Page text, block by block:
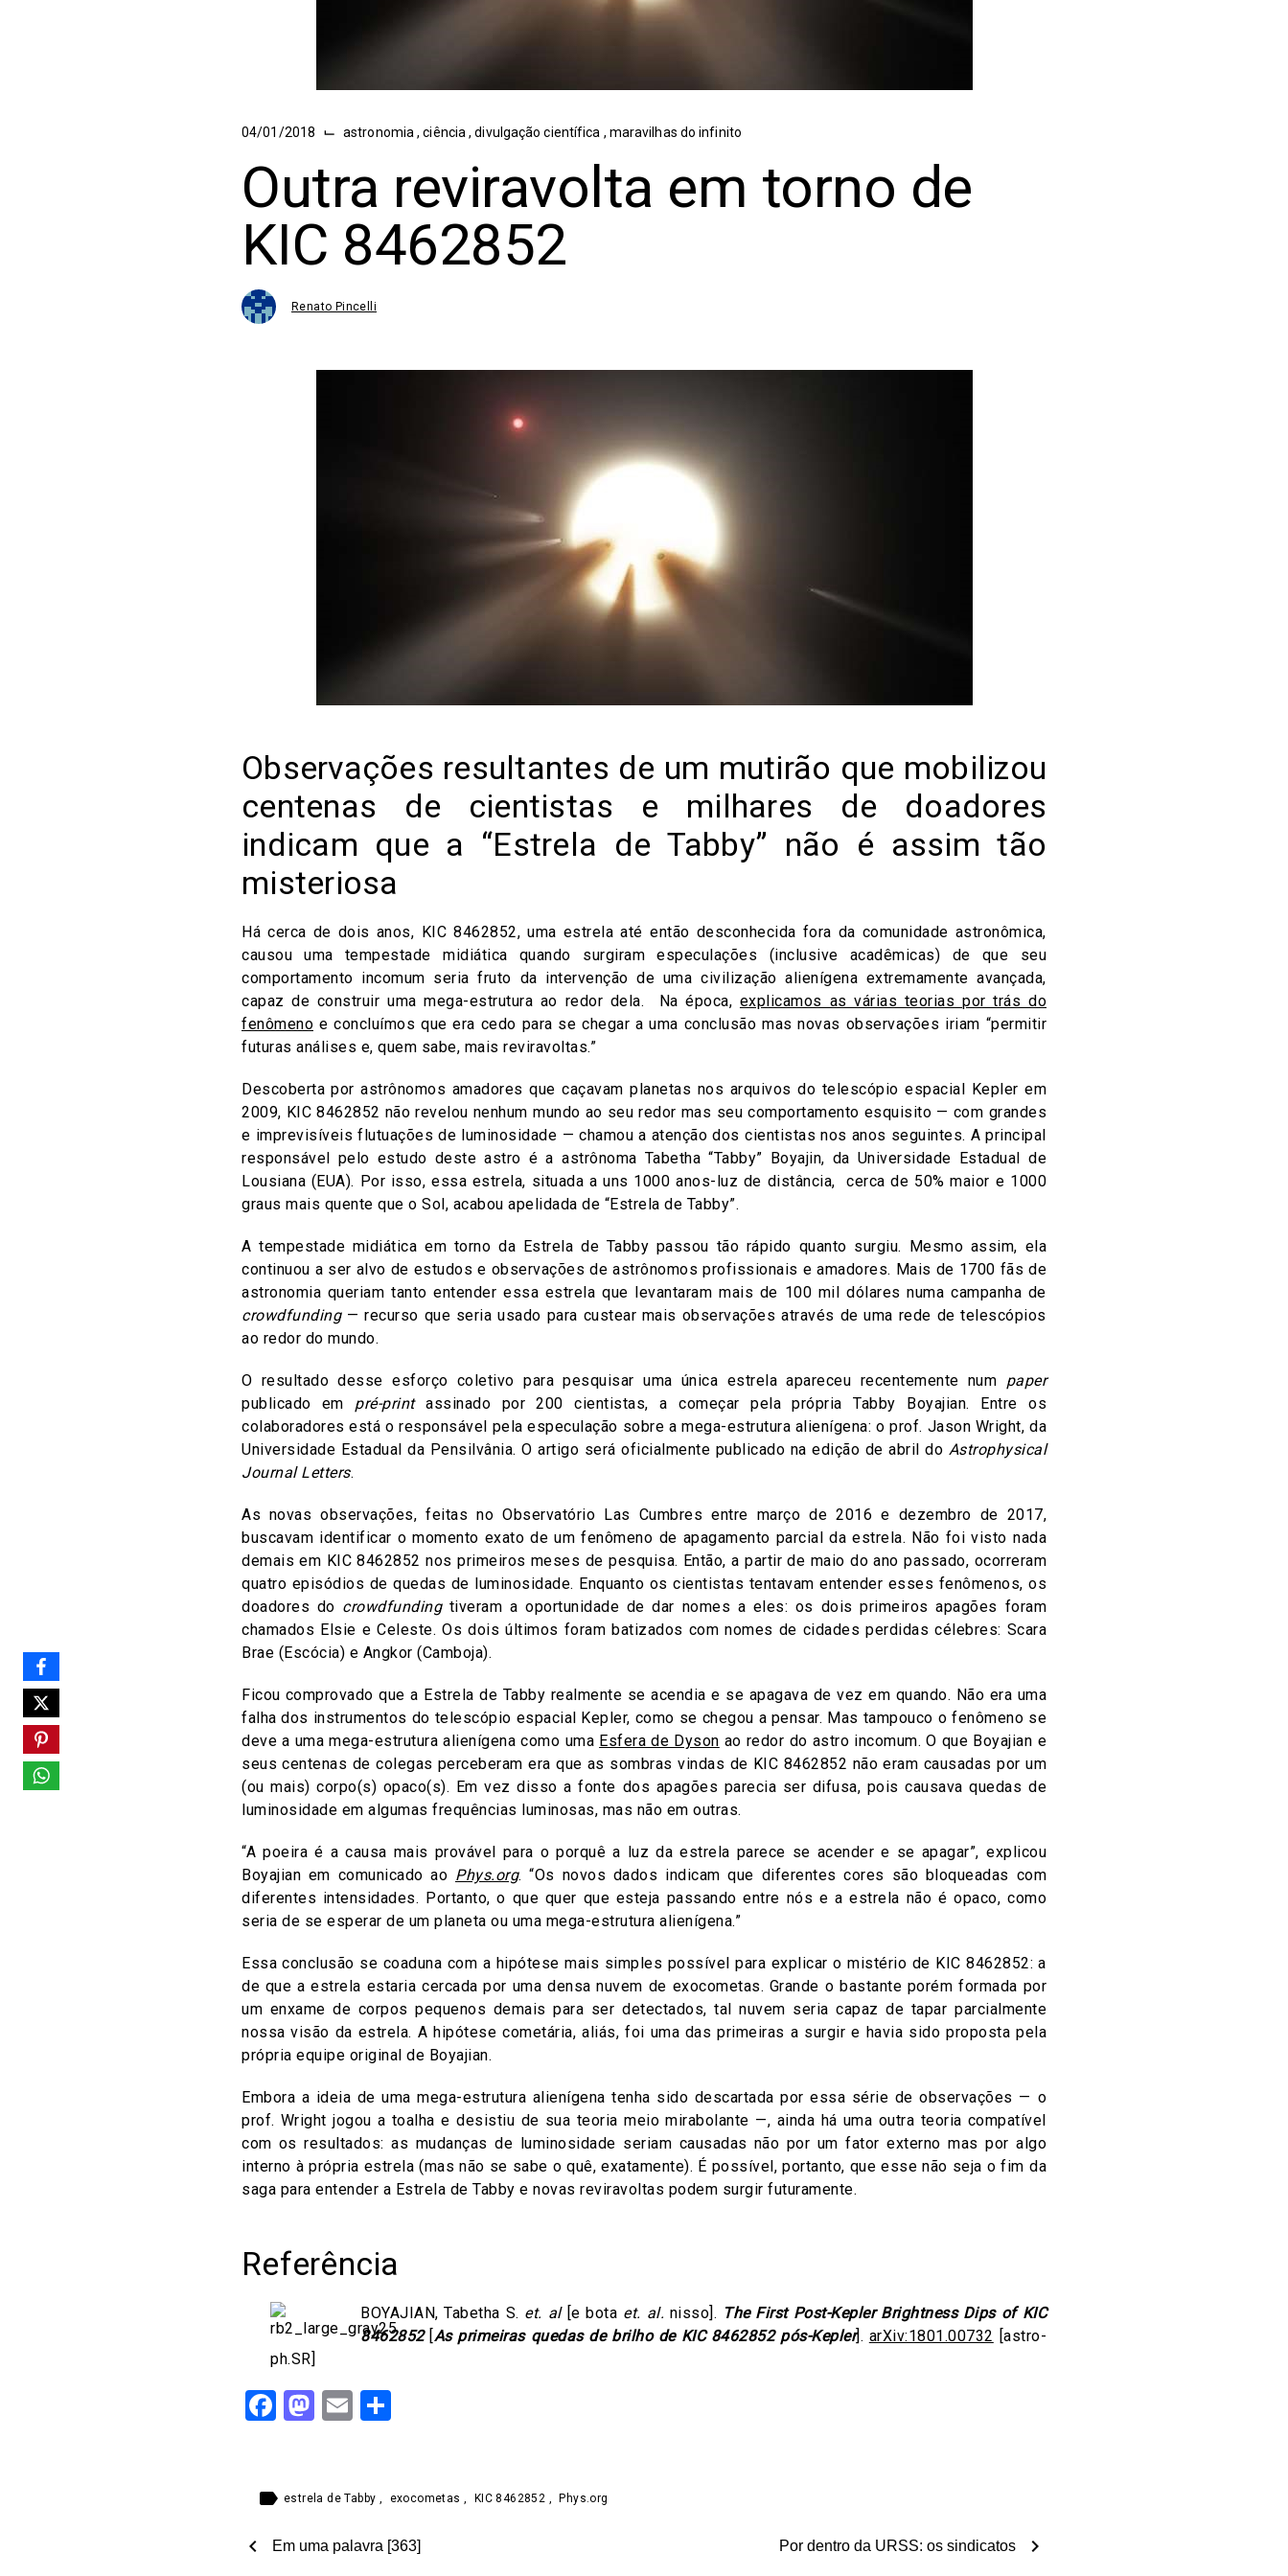
04/01/2018 ⌙ astronomia,ciência,divulgação científica , maravilhas do infinito
Outra reviravolta em torno de
KIC 8462852
Renato Pincelli
Observações resultantes de um mutirão que mobilizou
centenas de cientistas e milhares de doadores
indicam que a “Estrela de Tabby” não é assim tão
misteriosa
Há cerca de dois anos, KIC 8462852, uma estrela até então desconhecida fora da comunidade astronômica,
causou uma tempestade midiática quando surgiram especulações (inclusive acadêmicas) de que seu
comportamento incomum seria fruto da intervenção de uma civilização alienígena extremamente avançada,
capaz de construir uma mega-estrutura ao redor dela. Na época, explicamos as várias teorias por trás do
fenômeno e concluímos que era cedo para se chegar a uma conclusão mas novas observações iriam “permitir
futuras análises e, quem sabe, mais reviravoltas.”
Descoberta por astrônomos amadores que caçavam planetas nos arquivos do telescópio espacial Kepler em
2009, KIC 8462852 não revelou nenhum mundo ao seu redor mas seu comportamento esquisito — com grandes
e imprevisíveis flutuações de luminosidade — chamou a atenção dos cientistas nos anos seguintes. A principal
responsável pelo estudo deste astro é a astrônoma Tabetha “Tabby” Boyajin, da Universidade Estadual de
Lousiana (EUA). Por isso, essa estrela, situada a uns 1000 anos-luz de distância, cerca de 50% maior e 1000
graus mais quente que o Sol, acabou apelidada de “Estrela de Tabby”.
A tempestade midiática em torno da Estrela de Tabby passou tão rápido quanto surgiu. Mesmo assim, ela
continuou a ser alvo de estudos e observações de astrônomos profissionais e amadores. Mais de 1700 fãs de
astronomia queriam tanto entender essa estrela que levantaram mais de 100 mil dólares numa campanha de
crowdfunding— recurso que seria usado para custear mais observações através de uma rede de telescópios
ao redor do mundo.
O resultado desse esforço coletivo para pesquisar uma única estrela apareceu recentemente num paper
publicado em pré-printassinado por 200 cientistas, a começar pela própria Tabby Boyajian. Entre os
colaboradores está o responsável pela especulação sobre a mega-estrutura alienígena: o prof. Jason Wright, da
Universidade Estadual da Pensilvânia. O artigo será oficialmente publicado na edição de abril do Astrophysical
Journal Letters.
As novas observações, feitas no Observatório Las Cumbres entre março de 2016 e dezembro de 2017,
buscavam identificar o momento exato de um fenômeno de apagamento parcial da estrela. Não foi visto nada
demais em KIC 8462852 nos primeiros meses de pesquisa. Então, a partir de maio do ano passado, ocorreram
quatro episódios de quedas de luminosidade. Enquanto os cientistas tentavam entender esses fenômenos, os
doadores do crowdfundingtiveram a oportunidade de dar nomes a eles: os dois primeiros apagões foram
chamados Elsie e Celeste. Os dois últimos foram batizados com nomes de cidades perdidas célebres: Scara
Brae (Escócia) e Angkor (Camboja).
Ficou comprovado que a Estrela de Tabby realmente se acendia e se apagava de vez em quando. Não era uma
falha dos instrumentos do telescópio espacial Kepler, como se chegou a pensar. Mas tampouco o fenômeno se
deve a uma mega-estrutura alienígena como uma Esfera de Dyson ao redor do astro incomum. O que Boyajian e
seus centenas de colegas perceberam era que as sombras vindas de KIC 8462852 não eram causadas por um
(ou mais) corpo(s) opaco(s). Em vez disso a fonte dos apagões parecia ser difusa, pois causava quedas de
luminosidade em algumas frequências luminosas, mas não em outras.
“A poeira é a causa mais provável para o porquê a luz da estrela parece se acender e se apagar”, explicou
Boyajian em comunicado ao Phys.org. “Os novos dados indicam que diferentes cores são bloqueadas com
diferentes intensidades. Portanto, o que quer que esteja passando entre nós e a estrela não é opaco, como
seria de se esperar de um planeta ou uma mega-estrutura alienígena.”
Essa conclusão se coaduna com a hipótese mais simples possível para explicar o mistério de KIC 8462852: a
de que a estrela estaria cercada por uma densa nuvem de exocometas. Grande o bastante porém formada por
um enxame de corpos pequenos demais para ser detectados, tal nuvem seria capaz de tapar parcialmente
nossa visão da estrela. A hipótese cometária, aliás, foi uma das primeiras a surgir e havia sido proposta pela
própria equipe original de Boyajian.
Embora a ideia de uma mega-estrutura alienígena tenha sido descartada por essa série de observações — o
prof. Wright jogou a toalha e desistiu de sua teoria meio mirabolante —, ainda há uma outra teoria compatível
com os resultados: as mudanças de luminosidade seriam causadas não por um fator externo mas por algo
interno à própria estrela (mas não se sabe o quê, exatamente). É possível, portanto, que esse não seja o fim da
saga para entender a Estrela de Tabby e novas reviravoltas podem surgir futuramente.
Referência
BOYAJIAN, Tabetha S. et. al[e bota et. al. nisso]. The First Post-Kepler Brightness Dips of KIC
8462852[ As primeiras quedas de brilho de KIC 8462852 pós-Kepler]. arXiv:1801.00732 [astro-
ph.SR]
Facebook
Mastodon
Email
label estrela de Tabby , exocometas, KIC 8462852 , Phys.org
chevron_left Em uma palavra [363] Por dentro da URSS: os sindicatos chevron_right